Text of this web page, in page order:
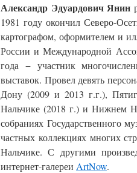
Александр Эдуардович Янин
1981 году окончил Северо-
картографом, оформителем и
России и Международной
года − участник
выставок. Провел девять
Дону (2009 и 2013 г.г.),
Нальчике (2018 г.) и Нижнем
собраниях Государственного
частных коллекциях многих
Нальчике. С другими
интернет-галереи ArtNow.